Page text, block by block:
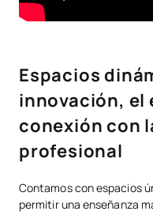
Espacios
innovación, el
conexión con
profesional
Contamos con espacios
permitir una enseñanza